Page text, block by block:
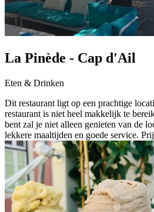
La Pinède - Cap d'Ail
Eten & Drinken
Dit restaurant ligt op een prachtige
restaurant is niet heel makkelijk te
bent zal je niet alleen genieten van de
lekkere maaltijden en goede service.